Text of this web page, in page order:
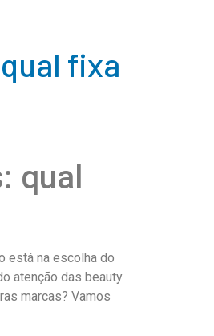
fixa
qual
está na escolha do
atenção das beauty
marcas? Vamos